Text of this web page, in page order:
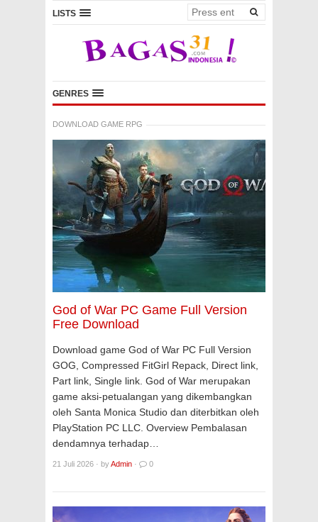
LISTS
GENRES
DOWNLOAD GAME RPG
God of War PC Game Full Version
Free Download
Download game God of War PC Full Version
GOG, Compressed FitGirl Repack, Direct link,
Part link, Single link. God of War merupakan
game aksi-petualangan yang dikembangkan
oleh Santa Monica Studio dan diterbitkan oleh
PlayStation PC LLC. Overview Pembalasan
dendamnya terhadap…
21 Juli 2026 · byAdmin · 0